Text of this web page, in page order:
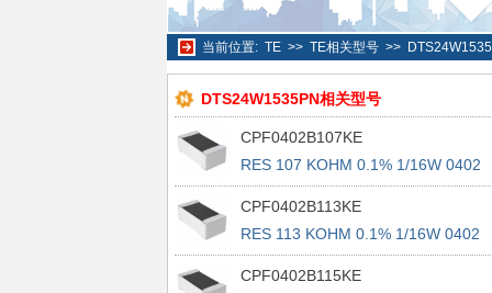
当前位置: TE>> TE相关型号>>
DTS24W1535PN相关型号
CPF0402B107KE
RES 107 KOHM 0.1% 1/16W 0402
CPF0402B113KE
RES 113 KOHM 0.1% 1/16W 0402
CPF0402B115KE